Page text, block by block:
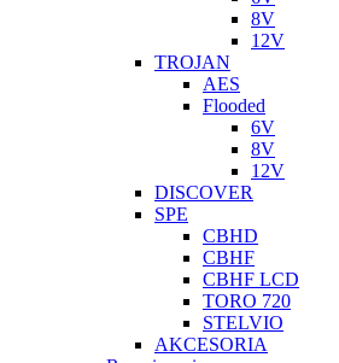
8V
12V
TROJAN
AES
Flooded
6V
8V
12V
DISCOVER
SPE
CBHD
CBHF
CBHF LCD
TORO 720
STELVIO
AKCESORIA